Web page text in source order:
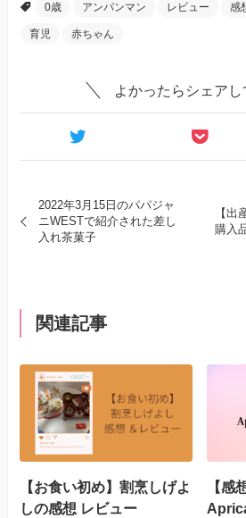
0歳 アンパンマン レビュー 感
育児 赤ちゃん
よかったらシェアし
2022年3月15日のパパジャ
ニWESTで紹介された差し
入れ茶菓子
【出
購入
関連記事
【お食い初め】割烹しげよ
しの感想 レビュー
【感